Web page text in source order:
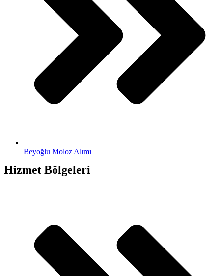
Beyoğlu Moloz Alımı
Hizmet Bölgeleri